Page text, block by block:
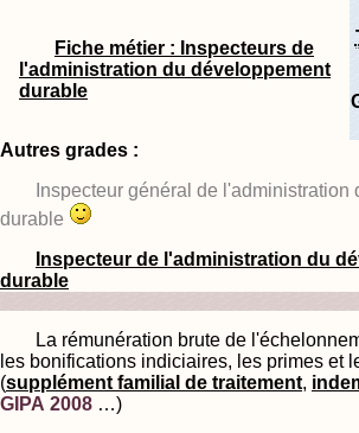
Fiche métier : Inspecteurs de
l'administration du développement
durable
Autres grades :
Inspecteur général de l'administration
durable
Inspecteur de l'administration du
durable
La rémunération brute de
les bonifications indiciaires, les primes et
(supplément familial de traitement,
GIPA 2008 …)